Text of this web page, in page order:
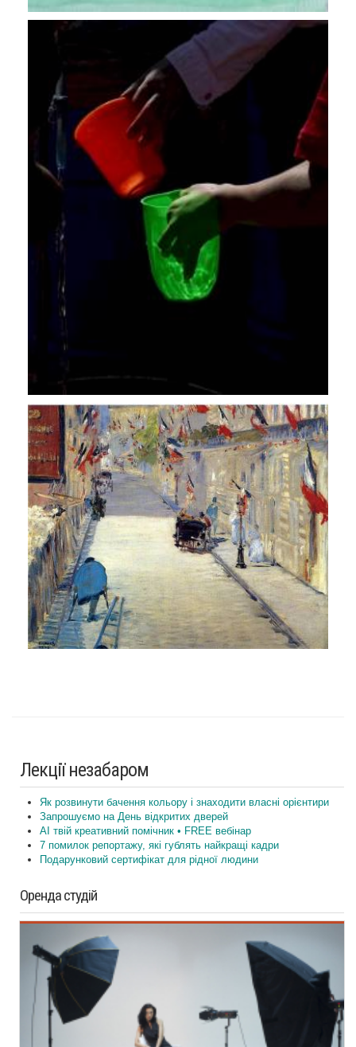
Лекції незабаром
Як розвинути бачення кольору і знаходити власні орієнтири
Запрошуємо на День відкритих дверей
AI твій креативний помічник • FREE вебінар
7 помилок репортажу, які гублять найкращі кадри
Подарунковий сертифікат для рідної людини
Оренда студій